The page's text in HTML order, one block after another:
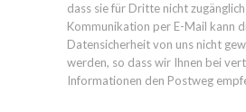
dass sie für Dritte nicht
Kommunikation per E-Mail kann
Datensicherheit von uns nicht
werden, so dass wir Ihnen bei
Informationen den Postweg